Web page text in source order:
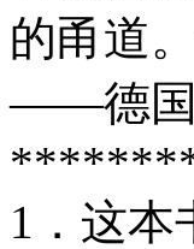
的甬道
——德国
1．这本